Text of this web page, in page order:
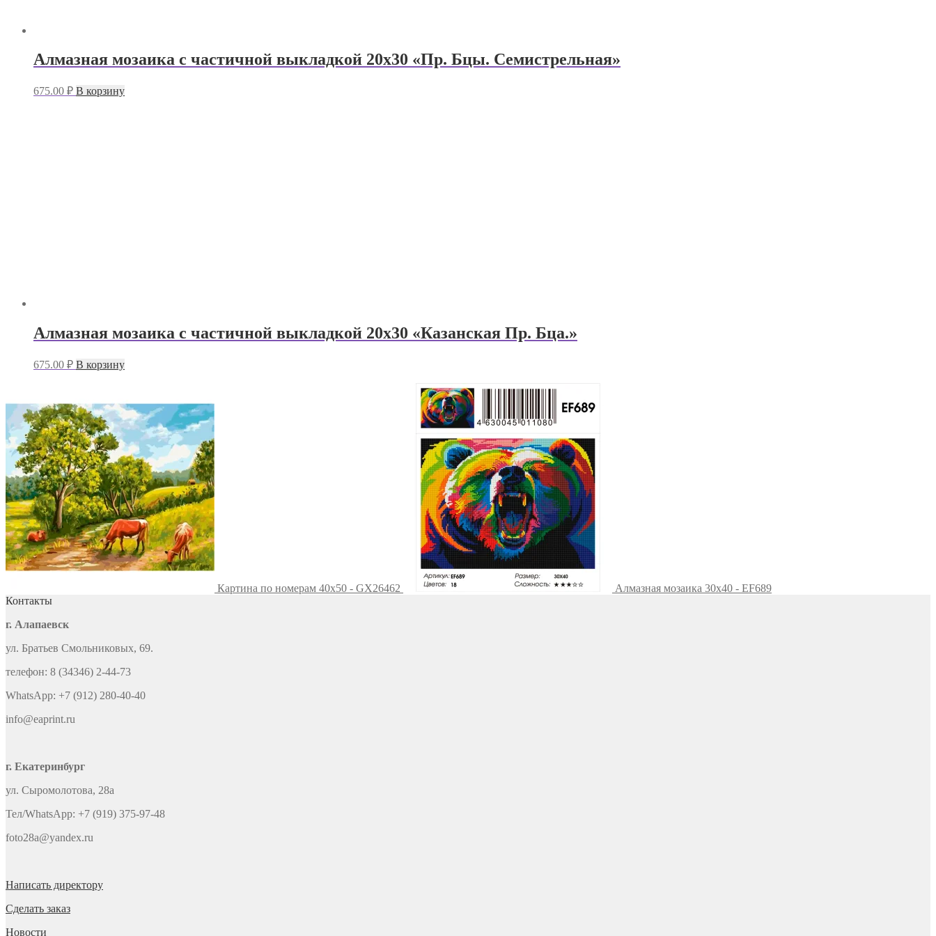
Алмазная мозаика с частичной выкладкой 20х30 «Пр. Бцы. Семистрельная»
675.00 ₽ В корзину
Алмазная мозаика с частичной выкладкой 20х30 «Казанская Пр. Бца.»
675.00 ₽ В корзину
Картина по номерам 40х50 - GX26462
Алмазная мозаика 30x40 - EF689
Контакты
г. Алапаевск
ул. Братьев Смольниковых, 69.
телефон: 8 (34346) 2-44-73
WhatsApp: +7 (912) 280-40-40
info@eaprint.ru
г. Екатеринбург
ул. Сыромолотова, 28а
Тел/WhatsApp: +7 (919) 375-97-48
foto28a@yandex.ru
Написать директору
Сделать заказ
Новости